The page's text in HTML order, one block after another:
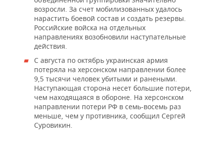
возросли. За счет мобилизованных удалось
нарастить боевой состав и создать резервы.
Российские войска на отдельных
направлениях возобновили наступательные
действия.
С августа по октябрь украинская армия
потеряла на херсонском направлении более
9,5 тысячи человек убитыми и ранеными.
Наступающая сторона несет большие потери,
чем находящаяся в обороне. На херсонском
направлении потери РФ в семь-восемь раз
меньше, чем у противника, сообщил Сергей
Суровикин.